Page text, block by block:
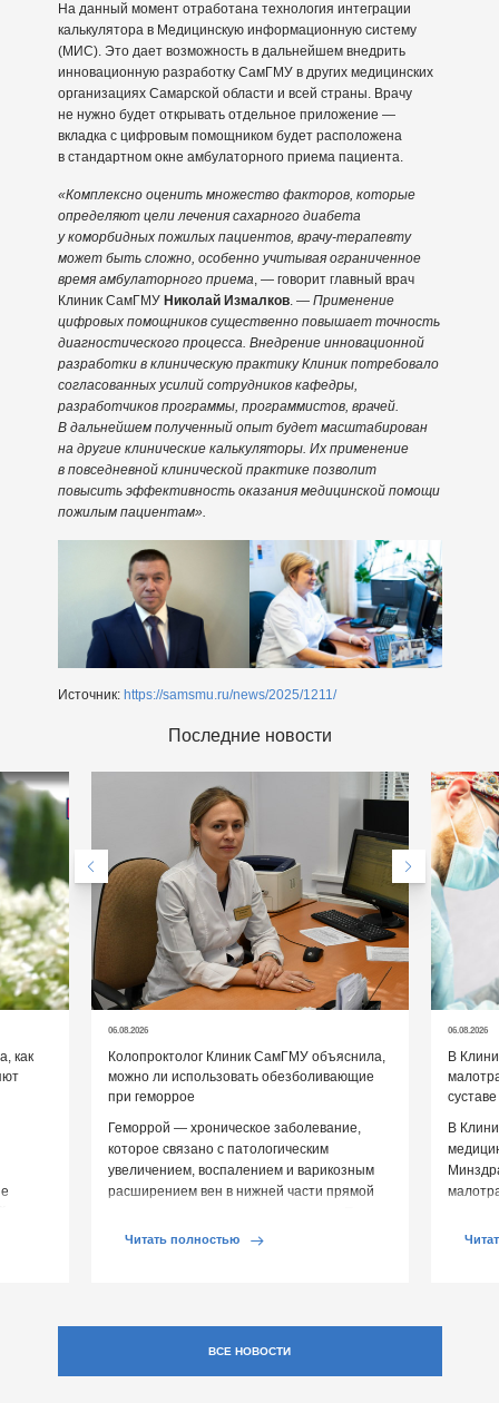
На данный момент отработана технология интеграции
калькулятора в Медицинскую информационную систему
(МИС). Это дает возможность в дальнейшем внедрить
инновационную разработку СамГМУ в других медицинских
организациях Самарской области и всей страны. Врачу
не нужно будет открывать отдельное приложение —
вкладка с цифровым помощником будет расположена
в стандартном окне амбулаторного приема пациента.
«Комплексно оценить множество факторов, которые
определяют цели лечения сахарного диабета
у коморбидных пожилых пациентов, врачу-терапевту
может быть сложно, особенно учитывая ограниченное
время амбулаторного приема, — говорит главный врач
Клиник СамГМУ Николай Измалков. — Применение
цифровых помощников существенно повышает точность
диагностического процесса. Внедрение инновационной
разработки в клиническую практику Клиник потребовало
согласованных усилий сотрудников кафедры,
разработчиков программы, программистов, врачей.
В дальнейшем полученный опыт будет масштабирован
на другие клинические калькуляторы. Их применение
в повседневной клинической практике позволит
повысить эффективность оказания медицинской помощи
пожилым пациентам».
Источник: https://samsmu.ru/news/2025/1211/
Последние новости
как
06.08.2026
Колопроктолог Клиник СамГМУ объяснила,
можно ли использовать обезболивающие
при геморрое
Геморрой — хроническое заболевание,
которое связано с патологическим
увеличением, воспалением и варикозным
расширением вен в нижней части прямой
обострении […]
Читать полностью
06.08.2026
В
суставе
В
ВСЕ НОВОСТИ